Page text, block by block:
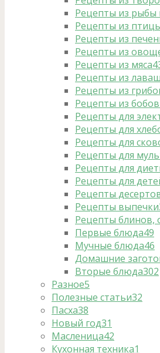
Рецепты из рыбы
Рецепты из
Рецепты из
Рецепты из
Рецепты из мяса
Рецепты из
Рецепты из
Рецепты из
Рецепты для
Рецепты для
Рецепты для
Рецепты для
Рецепты для
Рецепты для
Рецепты
Рецепты выпечки
Рецепты блинов,
Первые блюда49
Мучные блюда46
Домашние
Вторые блюда302
Разное5
Полезные статьи32
Пасха38
Новый год31
Масленица42
Кухонная техника1